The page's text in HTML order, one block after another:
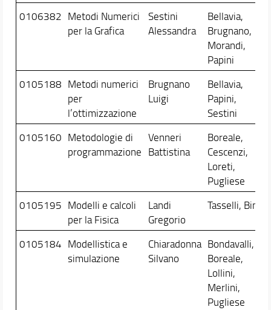
0106382 Metodi Numerici
per la Grafica
Sestini
Alessandra
Bellavia,
Brugnano,
Morandi,
Papini
0105188 Metodi numerici
per
l’ottimizzazione
Brugnano
Luigi
Bellavia,
Papini,
Sestini
0105160 Metodologie di
programmazione
Venneri
Battistina
Boreale,
Cescenzi,
Loreti,
Pugliese
0105195 Modelli e calcoli
per la Fisica
Landi
Gregorio
Tasselli, Bini
0105184 Modellistica e
simulazione
Chiaradonna
Silvano
Bondavalli,
Boreale,
Lollini,
Merlini,
Pugliese